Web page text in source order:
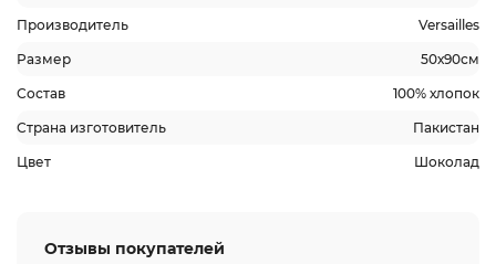
Производитель Versailles
Размер 50х90см
Состав 100% хлопок
Страна изготовитель Пакистан
Цвет Шоколад
Отзывы покупателей